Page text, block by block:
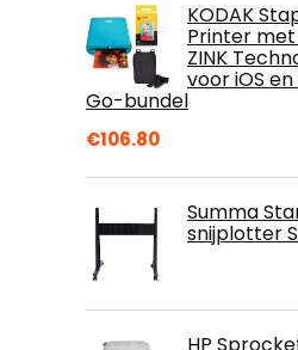
KODAK
Printer
ZINK
voor iOS
Go-bundel
€106.80
Summa
snijplotter